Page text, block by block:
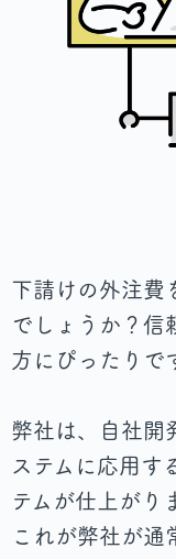
下請けの外注費
でしょうか？信
方にぴったりで
弊社は、自社開
ステムに応用す
テムが仕上がり
これが弊社が通